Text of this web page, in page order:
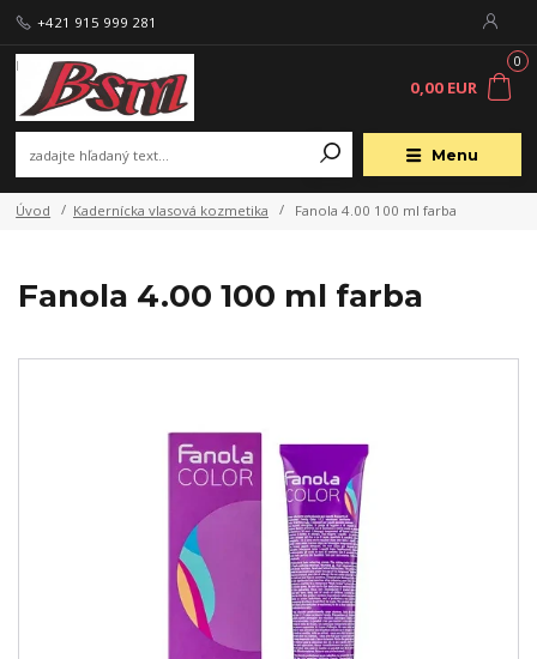
Menu
+421 915 999 281
0
0,00 EUR
Úvod Kadernícka vlasová kozmetika Fanola 4.00 100 ml farba
Fanola 4.00 100 ml farba